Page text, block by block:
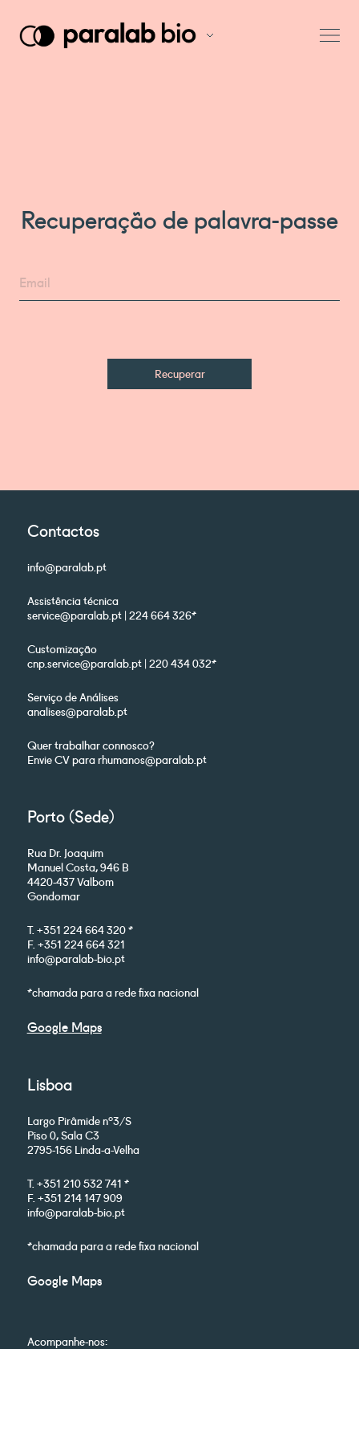
Recuperação de palavra-passe
Recuperar
Contactos
info@paralab.pt
Assistência técnica
service@paralab.pt | 224 664 326*
Customização
cnp.service@paralab.pt | 220 434 032*
Serviço de Análises
analises@paralab.pt
Quer trabalhar connosco?
Envie CV para rhumanos@paralab.pt
Porto (Sede)
Rua Dr. Joaquim
Manuel Costa, 946 B
4420-437 Valbom
Gondomar
T. +351 224 664 320 *
F. +351 224 664 321
info@paralab-bio.pt
*chamada para a rede fixa nacional
Google Maps
Lisboa
Largo Pirâmide nº3/S
Piso 0, Sala C3
2795-156 Linda-a-Velha
T. +351 210 532 741 *
F. +351 214 147 909
info@paralab-bio.pt
*chamada para a rede fixa nacional
Google Maps
Acompanhe-nos: